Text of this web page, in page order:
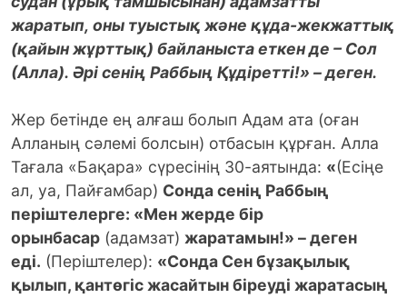
жаратып, оны туыстық және құда-жекжаттық
(қайын жұрттық) байланыста еткен де – Сол
(Алла). Әрі сенің Раббың Құдіретті!» – деген.
Жер бетінде ең алғаш болып Адам ата (оған
Алланың сәлемі болсын) отбасын құрған. Алла
Тағала «Бақара» сүресінің 30-аятында: «(Есіңе
ал, уа, Пайғамбар) Сонда сенің Раббың
періштелерге: «Мен жерде бір
орынбасар (адамзат) жаратамын!» – деген
еді. (Періштелер): «Сонда Сен бұзақылық
қылып, қантөгіс жасайтын біреуді жаратасың